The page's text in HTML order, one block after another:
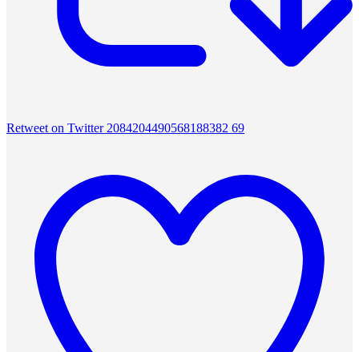
Retweet on Twitter 2084204490568188382 69